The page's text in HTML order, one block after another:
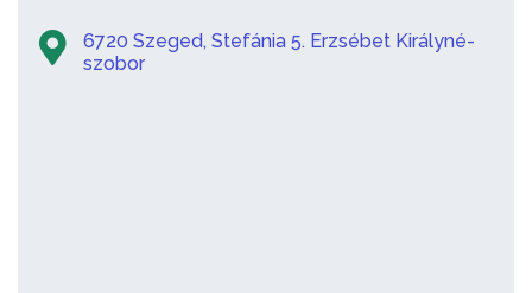
6720 Szeged, Stefánia 5. Erzsébet Királyné-
szobor